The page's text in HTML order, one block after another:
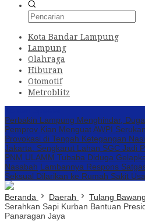
Kota Bandar Lampung
Lampung
Olahraga
Hiburan
Otomotif
Metroblitz
Perbakin Lampung Menghindar,
Pemprov Kian MenguatAWPI
Provokasi di Tengah Ketegangan
Jakarta: Sengkarut Lahan SGC Jadi
PNM ULAMM Tubaba Diduga
Nasabah Lambannya Respons
Seksual Dilarikan ke Rumah Sakit
Beranda Daerah Tulang
Serahkan Sapi Kurban Bantuan
Panaragan Jaya